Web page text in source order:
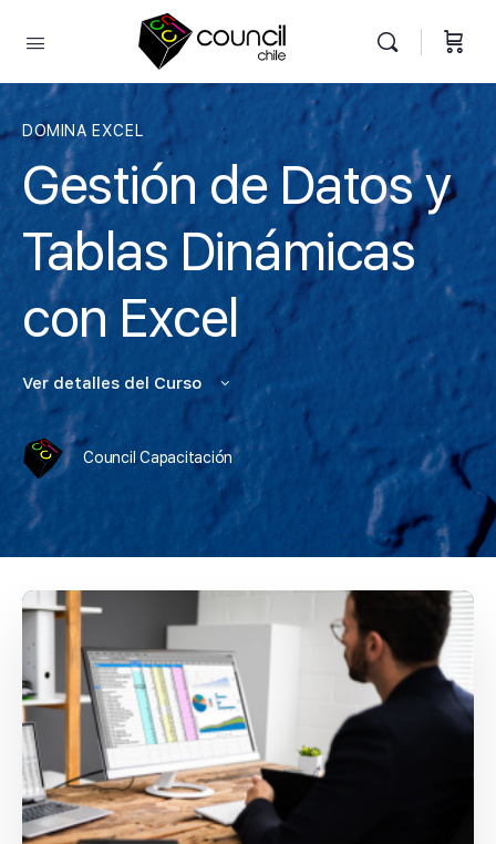
DOMINA EXCEL
Gestión de Datos y
Tablas Dinámicas
con Excel
Ver detalles del Curso
Council Capacitación